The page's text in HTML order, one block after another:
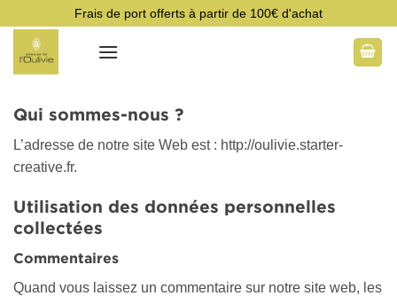
au
contenu
Frais de port offerts à partir de 100€ d'achat
Qui sommes-nous ?
L’adresse de notre site Web est : http://oulivie.starter-
creative.fr.
Utilisation des données personnelles
collectées
Commentaires
Quand vous laissez un commentaire sur notre site web, les